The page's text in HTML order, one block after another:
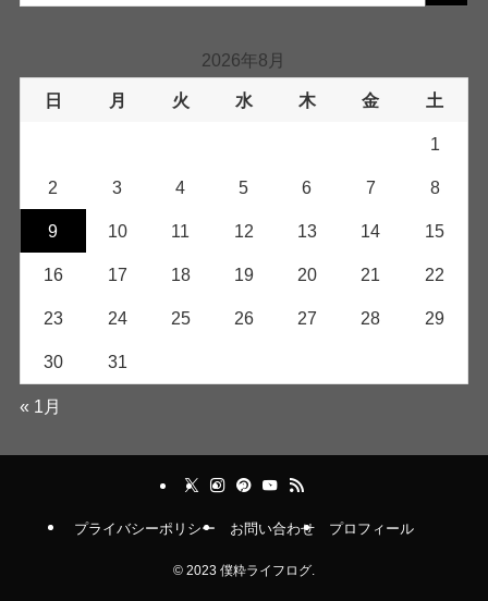
2026年8月
日 月 火 水 木 金 土
1
2 3 4 5 6 7 8
9 10 11 12 13 14 15
16 17 18 19 20 21 22
23 24 25 26 27 28 29
30 31
« 1月
プライバシーポリシー お問い合わせ プロフィール
© 2023 僕粋ライフログ.